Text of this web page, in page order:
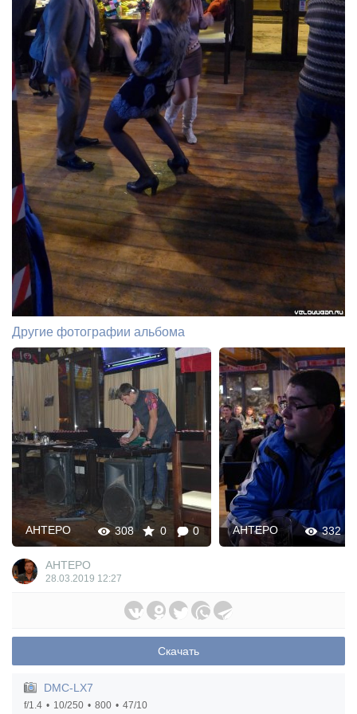
Другие фотографии альбома
308 0 0
AHTEPO 332
AHTEPO
AHTEPO
28.03.2019 12:27
Скачать
DMC-LX7
f/1.4 10/250 800 47/10